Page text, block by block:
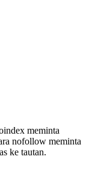
meminta
nofollow meminta
ke tautan.